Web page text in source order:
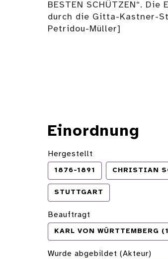
BESTEN SCHÜTZEN“.
durch die Gitta-Kastner-
Petridou-Müller]
Einordnung
Hergestellt
1876-1891 CHRISTIAN
STUTTGART
Beauftragt
KARL VON WÜRTTEMBERG
Wurde abgebildet (Akteur)